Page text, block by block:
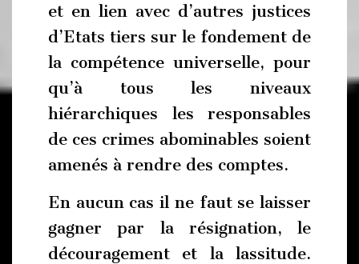
et en lien avec d’autres justices
d’Etats tiers sur le fondement de
la compétence universelle, pour
qu’à tous les niveaux
hiérarchiques les responsables
de ces crimes abominables soient
amenés à rendre des comptes.
En aucun cas il ne faut se laisser
gagner par la résignation, le
découragement et la lassitude.